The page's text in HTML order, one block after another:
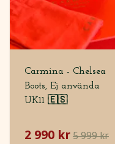
Carmina - Chelsea
Boots, Ej använda
UK11 🇪🇸
2 990 kr 5 999 kr